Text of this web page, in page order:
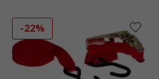
-22%